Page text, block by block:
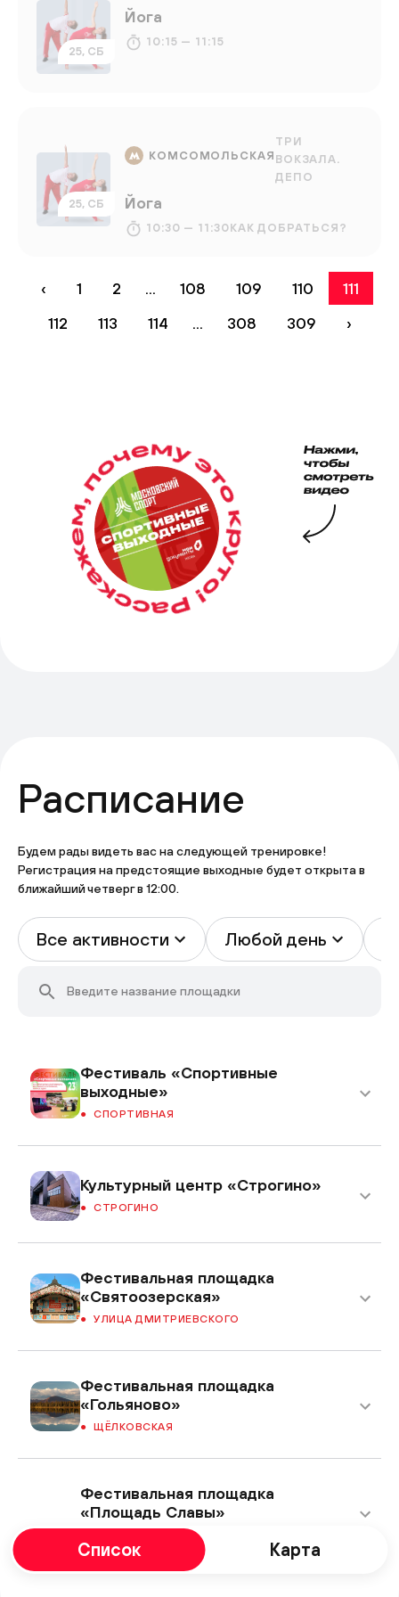
25, СБ
Йога
10:15 — 11:15
25, СБ
КОМСОМОЛЬСКАЯ
ТРИ
ВОКЗАЛА.
ДЕПО
Йога
10:30 — 11:30КАК ДОБРАТЬСЯ?
‹ 1 2 ... 108 109 110
111
112
113 114 ... 308 309 ›
Расписание
Будем рады видеть вас на следующей тренировке!
Регистрация на предстоящие выходные будет открыта в
ближайший четверг в 12:00.
Все активности Любой день
Фестиваль «Спортивные
выходные»
СПОРТИВНАЯ
Культурный центр «Строгино»
СТРОГИНО
Фестивальная площадка
«Святоозерская»
УЛИЦА ДМИТРИЕВСКОГО
Фестивальная площадка
«Гольяново»
ЩЁЛКОВСКАЯ
Фестивальная площадка
«Площадь Славы»
Список Карта